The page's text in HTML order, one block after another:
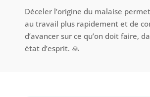
Déceler l’origine du malaise
au travail plus rapidement et de
d’avancer sur ce qu’on doit faire,
état d’esprit. 🙏